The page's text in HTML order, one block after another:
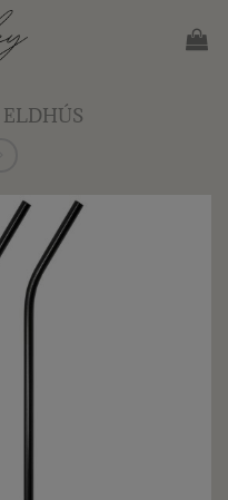
ELDHÚS